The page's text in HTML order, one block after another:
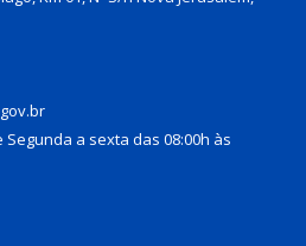
a sexta das 08:00h às